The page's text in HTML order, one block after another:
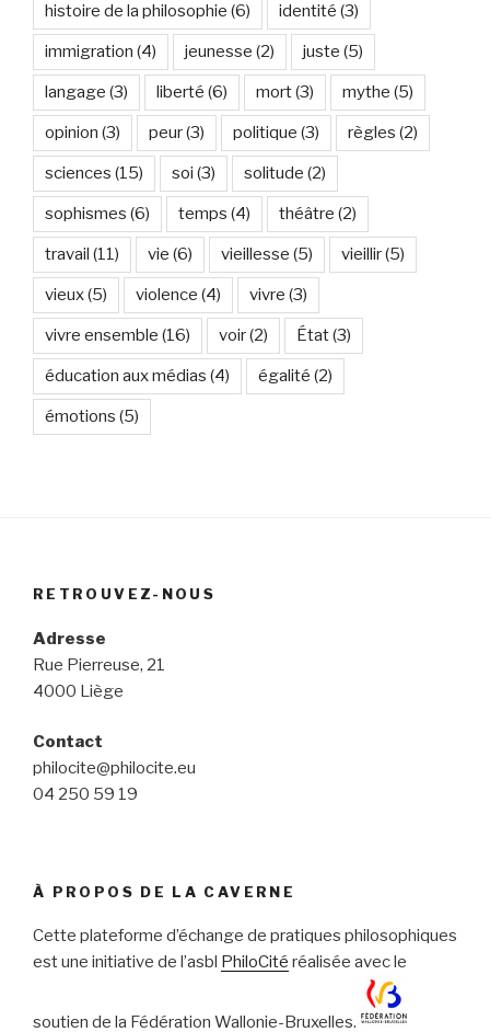
histoire de la philosophie (6) identité (3)
immigration (4) jeunesse (2) juste (5)
langage (3) liberté (6) mort(3) mythe (5)
opinion (3) peur(3) politique (3) règles (2)
sciences (15) soi (3) solitude (2)
sophismes (6) temps (4) théâtre (2)
travail (11) vie (6) vieillesse (5) vieillir(5)
vieux(5) violence (4) vivre (3)
vivre ensemble (16) voir(2) État(3)
éducation aux médias (4) égalité (2)
émotions (5)
RETROUVEZ-NOUS
Adresse
Rue Pierreuse, 21
4000 Liège
Contact
philocite@philocite.eu
04 250 59 19
À PROPOS DE LA CAVERNE
Cette plateforme d’échange de pratiques philosophiques
est une initiative de l’asbl PhiloCité réalisée avec le
soutien de la Fédération Wallonie-Bruxelles.